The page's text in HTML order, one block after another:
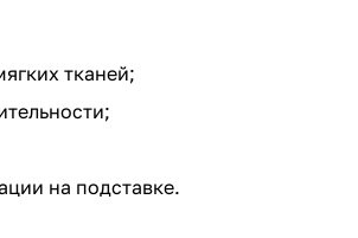
тканей;
на подставке.